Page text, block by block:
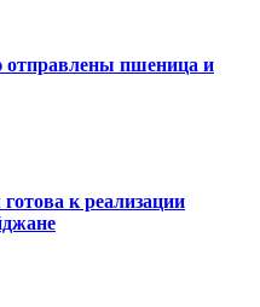
отправлены пшеница и
к реализации